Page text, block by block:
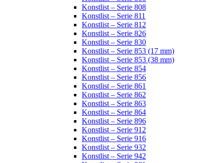
Konstlist – Serie 808
Konstlist – Serie 811
Konstlist – Serie 812
Konstlist – Serie 826
Konstlist – Serie 830
Konstlist – Serie 853 (17 mm)
Konstlist – Serie 853 (38 mm)
Konstlist – Serie 854
Konstlist – Serie 856
Konstlist – Serie 861
Konstlist – Serie 862
Konstlist – Serie 863
Konstlist – Serie 864
Konstlist – Serie 896
Konstlist – Serie 912
Konstlist – Serie 916
Konstlist – Serie 932
Konstlist – Serie 942